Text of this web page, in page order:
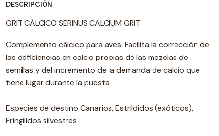
DESCRIPCIÓN
GRIT CÁLCICO SERINUS CALCIUM GRIT
Complemento cálcico para aves. Facilita la corrección de
las deficiencias en calcio propias de las mezclas de
semillas y del incremento de la demanda de calcio que
tiene lugar durante la puesta.
Especies de destino Canarios, Estríldidos (exóticos),
Fringílidos silvestres